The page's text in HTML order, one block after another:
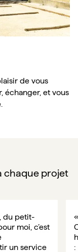
de vous
échanger, et vous
chaque projet
du petit-
moi, c’est
un service
: